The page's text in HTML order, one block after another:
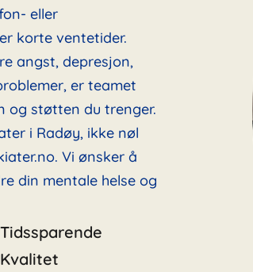
eller
korte ventetider.
angst, depresjon,
er teamet
og støtten du trenger.
i Radøy, ikke nøl
Vi ønsker å
din mentale helse og
Tidssparende
Kvalitet